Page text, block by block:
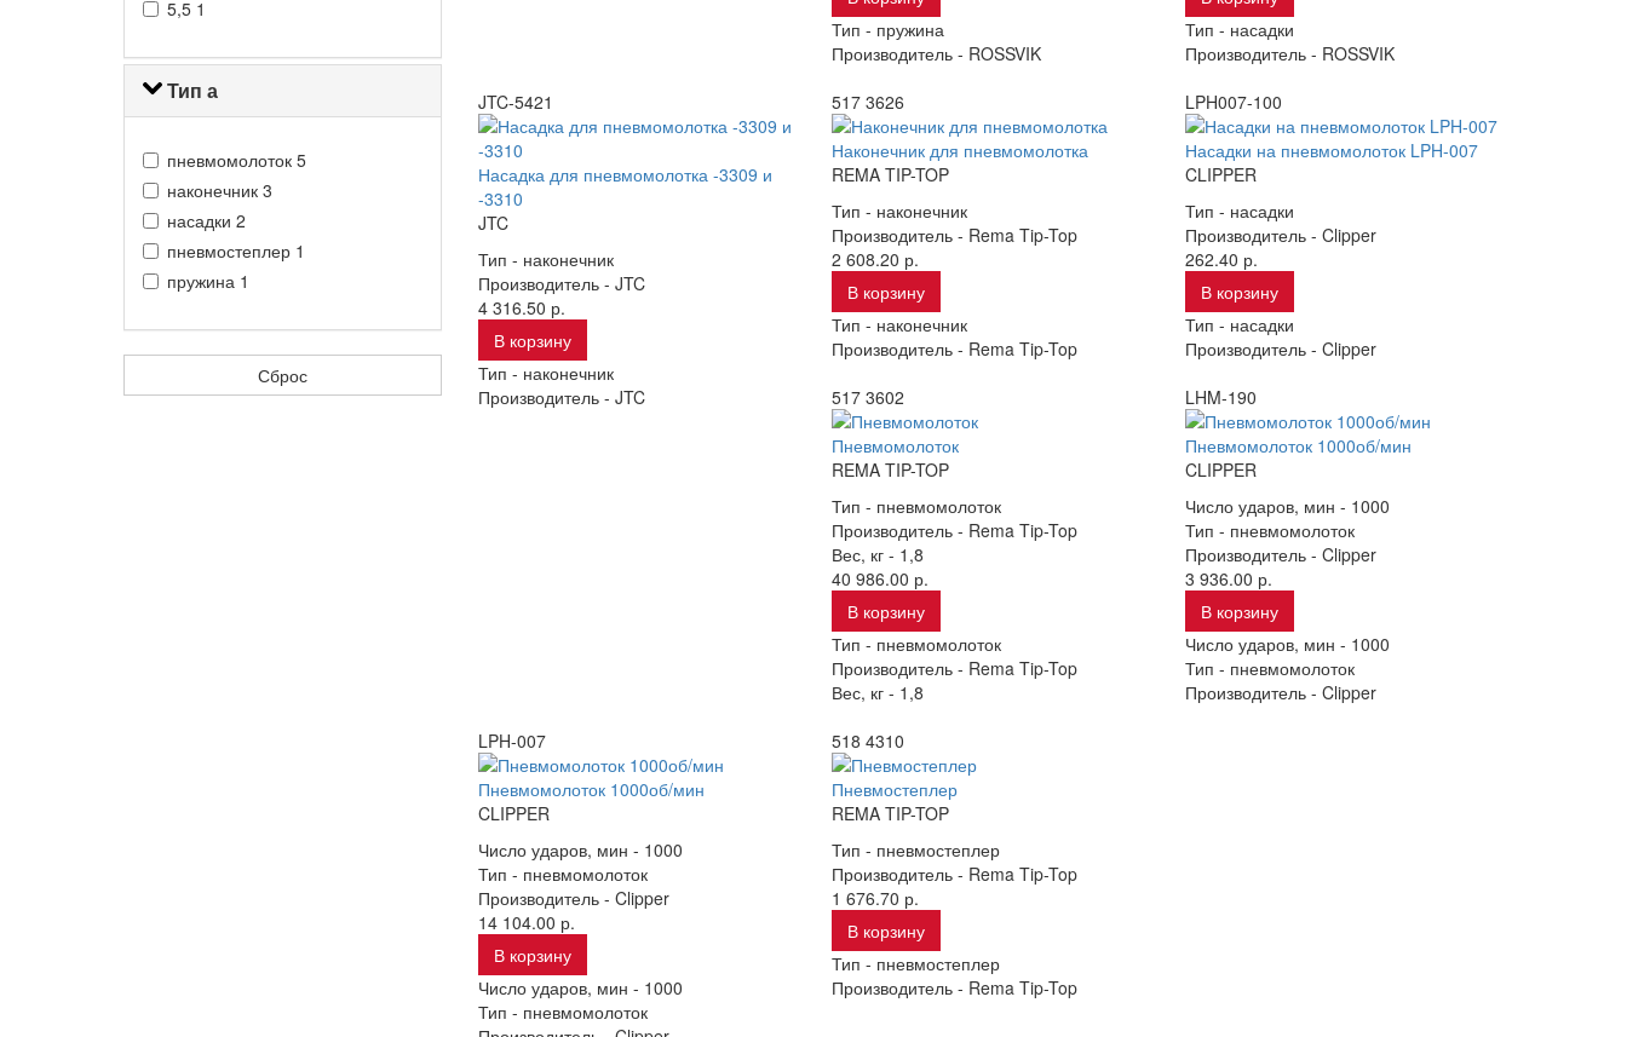
5,5 1
Тип а
пневмомолоток 5
наконечник 3
насадки 2
пневмостеплер 1
пружина 1
Сброс
Тип - пружина
Производитель - ROSSVIK
Тип - насадки
Производитель - ROSSVIK
JTC-5421
Насадка для пневмомолотка -3309 и
-3310
JTC
Тип - наконечник
Производитель - JTC
4 316.50 р.
В корзину
Тип - наконечник
Производитель - JTC
517 3626
Наконечник для пневмомолотка
REMA TIP-TOP
Тип - наконечник
Производитель - Rema Tip-Top
2 608.20 р.
В корзину
Тип - наконечник
Производитель - Rema Tip-Top
LPH007-100
Насадки на пневмомолоток LPH-007
CLIPPER
Тип - насадки
Производитель -Clipper
262.40 р.
В корзину
Тип - насадки
Производитель -Clipper
517 3602
Пневмомолоток
REMA TIP-TOP
Тип - пневмомолоток
Производитель - Rema Tip-Top
Вес, кг - 1,8
40 986.00 р.
В корзину
Тип - пневмомолоток
Производитель - Rema Tip-Top
Вес, кг - 1,8
LHM-190
Пневмомолоток 1000об/мин
CLIPPER
Число ударов, мин - 1000
Тип - пневмомолоток
Производитель -Clipper
3 936.00 р.
В корзину
Число ударов, мин - 1000
Тип - пневмомолоток
Производитель -Clipper
LPH-007
Пневмомолоток 1000об/мин
CLIPPER
Число ударов, мин - 1000
Тип - пневмомолоток
Производитель - Clipper
14 104.00 р.
В корзину
Число ударов, мин - 1000
Тип - пневмомолоток
518 4310
Пневмостеплер
REMA TIP-TOP
Тип - пневмостеплер
Производитель - Rema Tip-Top
1 676.70 р.
В корзину
Тип - пневмостеплер
Производитель - Rema Tip-Top